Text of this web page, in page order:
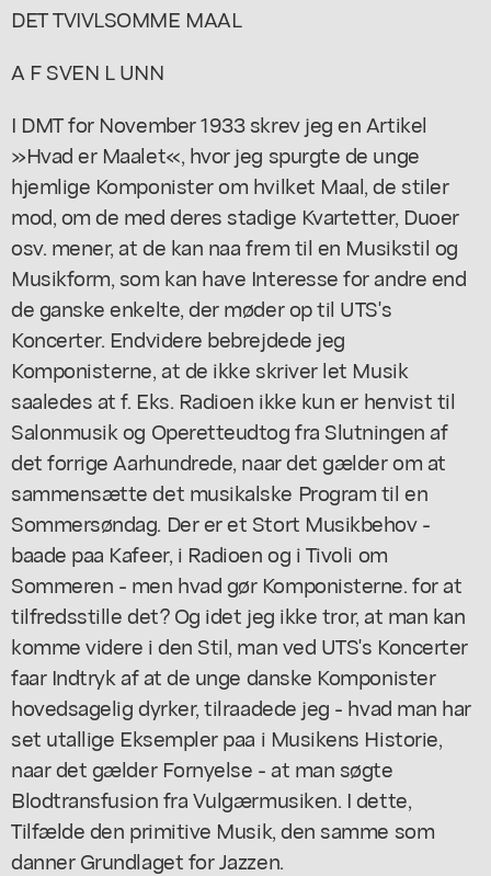
DET TVIVLSOMME MAAL
A F SVEN L UNN
I DMT for November 1933 skrev jeg en Artikel
»Hvad er Maalet«, hvor jeg spurgte de unge
hjemlige Komponister om hvilket Maal, de stiler
mod, om de med deres stadige Kvartetter, Duoer
osv. mener, at de kan naa frem til en Musikstil og
Musikform, som kan have Interesse for andre end
de ganske enkelte, der møder op til UTS's
Koncerter. Endvidere bebrejdede jeg
Komponisterne, at de ikke skriver let Musik
saaledes at f. Eks. Radioen ikke kun er henvist til
Salonmusik og Operetteudtog fra Slutningen af
det forrige Aarhundrede, naar det gælder om at
sammensætte det musikalske Program til en
Sommersøndag. Der er et Stort Musikbehov -
baade paa Kafeer, i Radioen og i Tivoli om
Sommeren - men hvad gør Komponisterne. for at
tilfredsstille det? Og idet jeg ikke tror, at man kan
komme videre i den Stil, man ved UTS's Koncerter
faar Indtryk af at de unge danske Komponister
hovedsagelig dyrker, tilraadede jeg - hvad man har
set utallige Eksempler paa i Musikens Historie,
naar det gælder Fornyelse - at man søgte
Blodtransfusion fra Vulgærmusiken. I dette,
Tilfælde den primitive Musik, den samme som
danner Grundlaget for Jazzen.